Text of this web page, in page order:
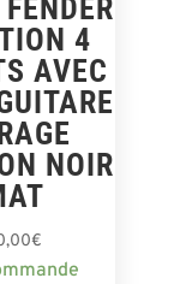
4
AVEC
NOIR
€